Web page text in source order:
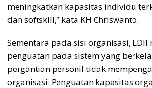
meningkatkan kapasitas individu
dan softskill,” kata KH Chriswanto.
Sementara pada sisi organisasi, LDII
penguatan pada sistem yang
pergantian personil tidak
organisasi. Penguatan kapasitas